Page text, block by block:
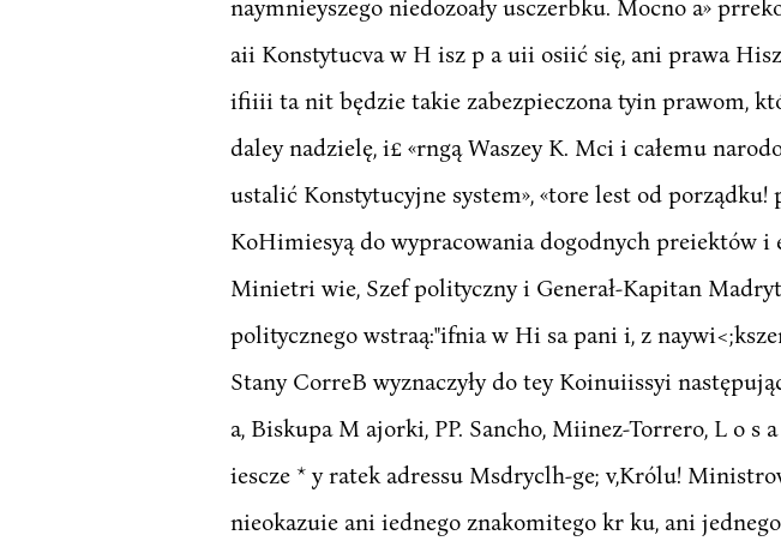
naymnieyszego niedozoały usczerbku. Mocno a»
aii Konstytucva w H isz p a uii osiić się, ani prawa
ifiiii ta nit będzie takie zabezpieczona tyin prawom,
daley nadzielę, i£ «rngą Waszey K. Mci i całemu
ustalić Konstytucyjne system», «tore lest od
KoHimiesyą do wypracowania dogodnych preiektów
Minietri wie, Szef polityczny i Generał-Kapitan
politycznego wstraą:"ifnia w Hi sa pani i, z
Stany CorreB wyznaczyły do tey Koinuiissyi
a, Biskupa M ajorki, PP. Sancho, Miinez-Torrero, L o s
iescze * y ratek adressu Msdryclh-ge; v,Królu!
nieokazuie ani iednego znakomitego kr ku, ani